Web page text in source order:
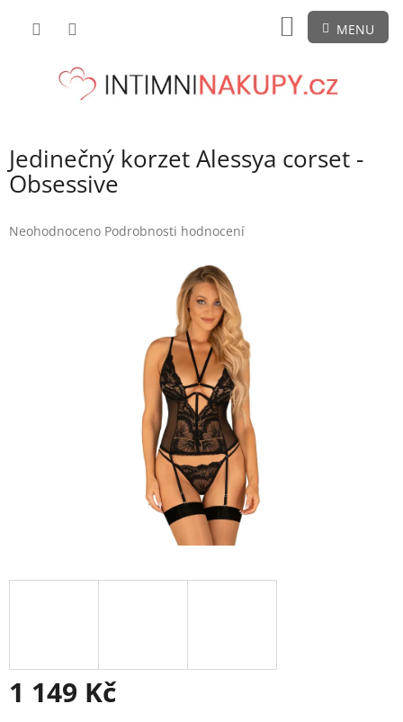
NÁKUPNÍ
KOŠÍK
Jedinečný korzet Alessya corset -
Obsessive
Průměrné
Neohodnoceno Podrobnosti hodnocení
1 149 Kč